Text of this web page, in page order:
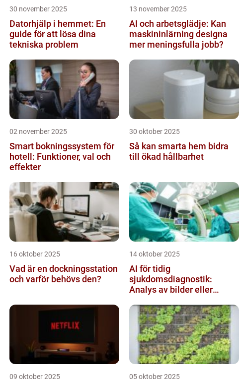
30 november 2025
Datorhjälp i hemmet: En
guide för att lösa dina
tekniska problem
13 november 2025
AI och arbetsglädje: Kan
maskininlärning designa
mer meningsfulla jobb?
02 november 2025
Smart bokningssystem för
hotell: Funktioner, val och
effekter
30 oktober 2025
Så kan smarta hem bidra
till ökad hållbarhet
16 oktober 2025
Vad är en dockningsstation
och varför behövs den?
14 oktober 2025
AI för tidig
sjukdomsdiagnostik:
Analys av bilder eller
09 oktober 2025 05 oktober 2025